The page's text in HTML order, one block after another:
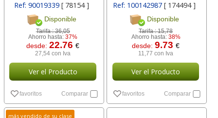
Ref: 90019339[ 78154 ]
Disponible
Tarifa :36,05
Ahorro hasta:37%
desde:22.76€
27,54 con Iva
Ver el Producto
favoritos Comparar
Ref: 100142987[ 174494 ]
Disponible
Tarifa :15,78
Ahorro hasta: 38%
desde:9.73€
11,77 con Iva
Ver el Producto
favoritos Comparar
más vendido de su clase